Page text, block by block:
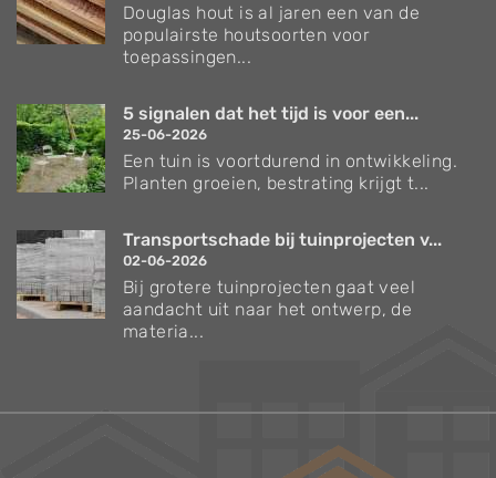
Douglas hout is al jaren een van de
populairste houtsoorten voor
toepassingen...
5 signalen dat het tijd is voor een...
25-06-2026
Een tuin is voortdurend in ontwikkeling.
Planten groeien, bestrating krijgt t...
Transportschade bij tuinprojecten v...
02-06-2026
Bij grotere tuinprojecten gaat veel
aandacht uit naar het ontwerp, de
materia...